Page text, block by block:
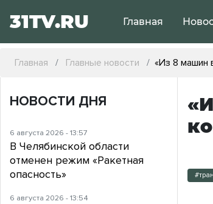
31TV.RU Главная
Главная Главные новости «Из 8 машин
НОВОСТИ ДНЯ
6 августа 2026 - 13:57
В Челябинской области
отменен режим «Ракетная
опасность»
6 августа 2026 - 13:54